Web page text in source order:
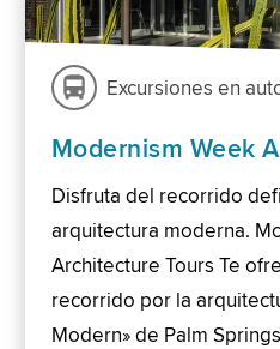
Excursiones en
Modernism Week
Disfruta del recorrido
arquitectura moderna.
Architecture Tours Te
recorrido por la
Modern» de Palm